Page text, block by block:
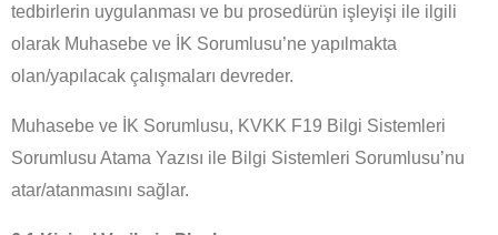
tedbirlerin uygulanması ve bu prosedürün işleyişi ile ilgili
olarak Muhasebe ve İK Sorumlusu’ne yapılmakta
olan/yapılacak çalışmaları devreder.
Muhasebe ve İK Sorumlusu, KVKK F19 Bilgi Sistemleri
Sorumlusu Atama Yazısı ile Bilgi Sistemleri Sorumlusu’nu
atar/atanmasını sağlar.